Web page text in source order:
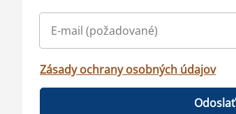
Zásady ochrany osobných údajov
Odoslať